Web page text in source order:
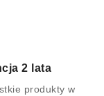
2 lata
produkty w